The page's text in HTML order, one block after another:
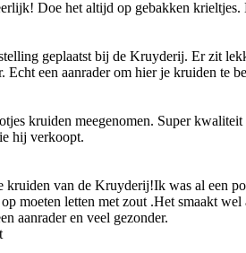
Doe het altijd op gebakken krieltjes.
geplaatst bij de Kruyderij. Er zit
Echt een aanrader om hier je kruiden te
kruiden meegenomen. Super
hij verkoopt.
kruiden van de Kruyderij!Ik was al een
moeten letten met zout .Het smaakt
aanrader en veel gezonder.